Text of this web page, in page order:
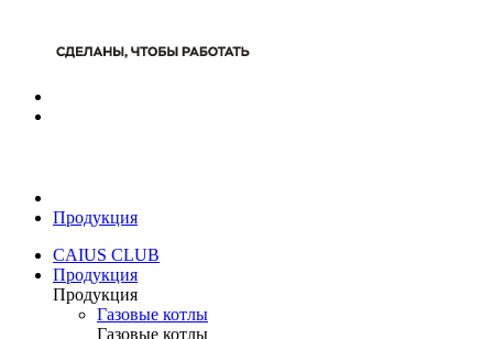
Продукция
CAIUS CLUB
Продукция
Продукция
Газовые котлы
Газовые котлы